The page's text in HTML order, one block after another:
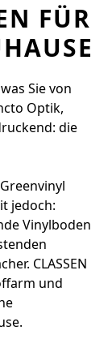
FÜR
Sie von
Optik,
die
jedoch:
Vinylboden
CLASSEN
und